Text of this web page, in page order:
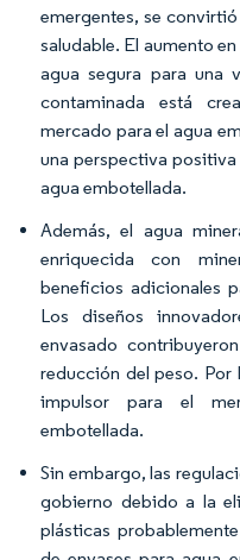
emergentes, se
saludable. El aumento
agua segura para una
contaminada está
mercado para el agua
una perspectiva
agua embotellada.
Además, el agua
enriquecida con
beneficios adicionales
Los diseños
envasado
reducción del peso.
impulsor para el
embotellada.
Sin embargo, las
gobierno debido a la
plásticas